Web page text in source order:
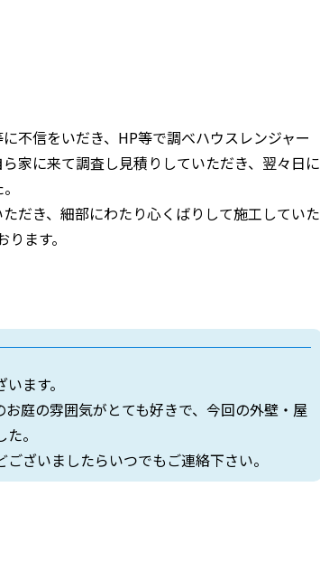
不信をいだき、HP等で調べハウスレンジャー
家に来て調査し見積りしていただき、翌々日に
だき、細部にわたり心くばりして施工していた
ます。
ます。
庭の雰囲気がとても好きで、今回の外壁・屋
。
ざいましたらいつでもご連絡下さい。